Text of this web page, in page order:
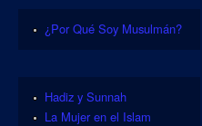
¿Por Qué Soy Musulmán?
Hadiz y Sunnah
La Mujer en el Islam